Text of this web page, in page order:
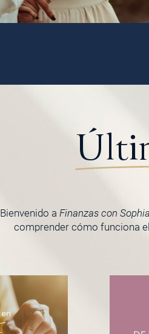
Bienvenido a Finanzas con Sophia
comprender cómo funciona